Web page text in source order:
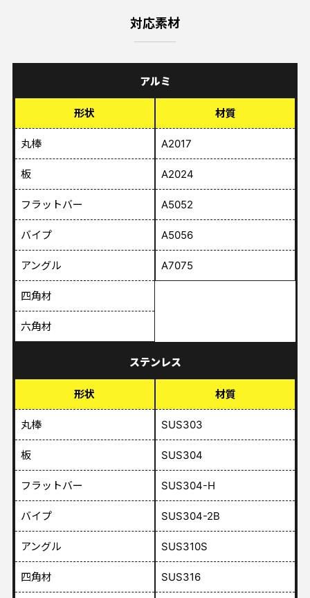
対応素材
アルミ
形状
丸棒
板
フラットバー
バイプ
アングル
四角材
六角材
材質
A2017
A2024
A5052
A5056
A7075
ステンレス
形状
丸棒
板
フラットバー
バイプ
アングル
四角材
材質
SUS303
SUS304
SUS304-H
SUS304-2B
SUS310S
SUS316